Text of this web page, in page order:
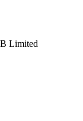
Limited